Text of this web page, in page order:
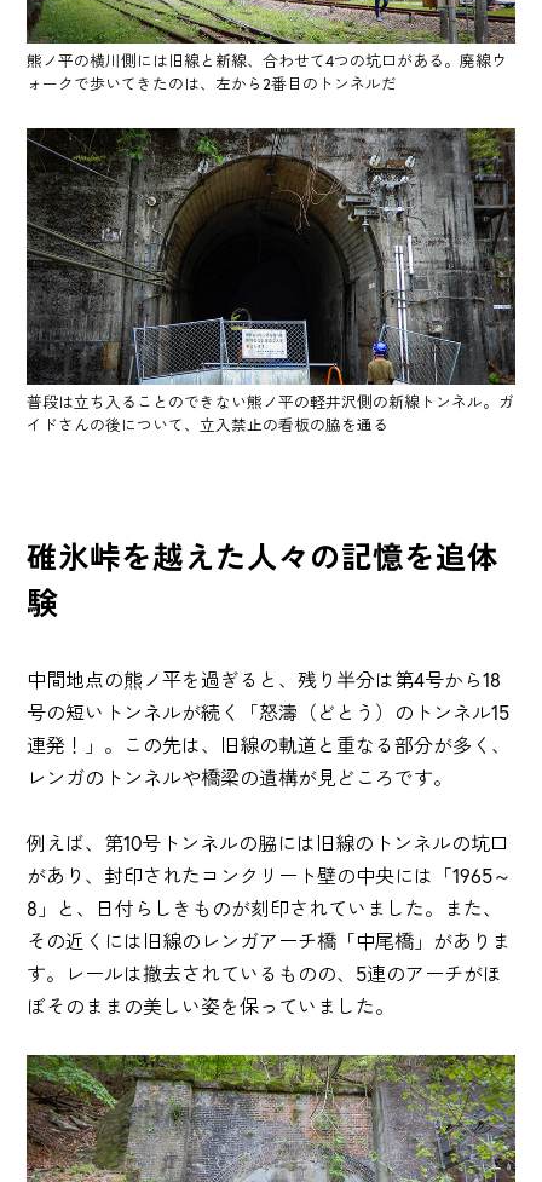
熊ノ平の横川側には旧線と新線、合わせて4つの坑口がある。廃線ウ
ォークで歩いてきたのは、左から2番目のトンネルだ
普段は立ち入ることのできない熊ノ平の軽井沢側の新線トンネル。ガ
イドさんの後について、立入禁止の看板の脇を通る
碓氷峠を越えた人々の記憶を追体
験
中間地点の熊ノ平を過ぎると、残り半分は第4号から18
号の短いトンネルが続く「怒濤（どとう）のトンネル15
連発！」。この先は、旧線の軌道と重なる部分が多く、
レンガのトンネルや橋梁の遺構が見どころです。
例えば、第10号トンネルの脇には旧線のトンネルの坑口
があり、封印されたコンクリート壁の中央には「1965～
8」と、日付らしきものが刻印されていました。また、
その近くには旧線のレンガアーチ橋「中尾橋」がありま
す。レールは撤去されているものの、5連のアーチがほ
ぼそのままの美しい姿を保っていました。